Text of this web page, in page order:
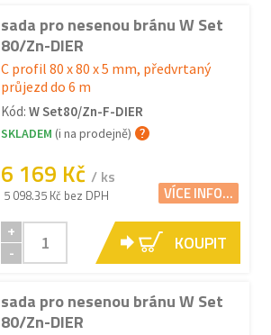
sada pro nesenou bránu W Set
80/Zn-DIER
C profil 80 x 80 x 5 mm, předvrtaný
průjezd do 6 m
Kód: W Set80/Zn-F-DIER
SKLADEM (i na prodejně)
6 169 Kč / ks
5 098.35 Kč bez DPH VÍCE INFO...
+
-
KOUPIT
sada pro nesenou bránu W Set
80/Zn-DIER